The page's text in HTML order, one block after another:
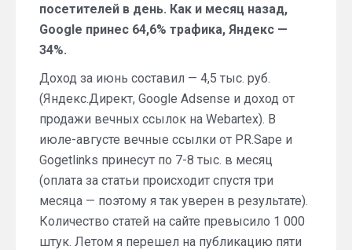
посетителей в день. Как и месяц назад,
Google принес 64,6% трафика, Яндекс —
34%.
Доход за июнь составил — 4,5 тыс. руб.
(Яндекс.Директ, Google Adsense и доход от
продажи вечных ссылок на Webartex). В
июле-августе вечные ссылки от PR.Sape и
Gogetlinks принесут по 7-8 тыс. в месяц
(оплата за статьи происходит спустя три
месяца — поэтому я так уверен в результате).
Количество статей на сайте превысило 1 000
штук. Летом я перешел на публикацию пяти